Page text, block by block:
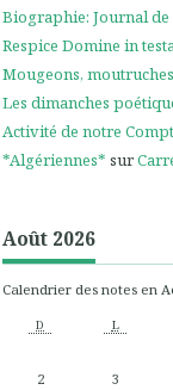
Biographie: Journal
Respice Domine in
Mougeons,
Les dimanches
Activité de notre
*Algériennes* sur
Août 2026
Calendrier des notes en
D L
2
3